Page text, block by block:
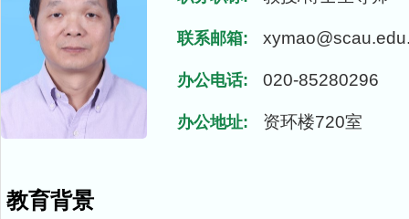
联系邮箱:
办公电话: 020-85280296
办公地址: 资环楼720室
教育背景